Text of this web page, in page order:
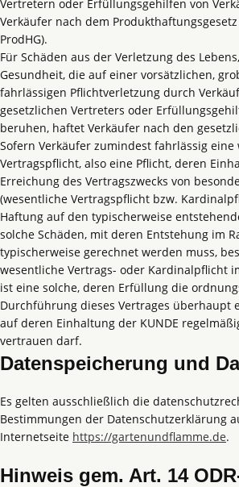
Vertretern oder Erfüllungsgehilfen von
Verkäufer nach dem
ProdHG).
Für Schäden aus der Verletzung des
Gesundheit, die auf einer vorsätzlichen,
fahrlässigen Pflichtverletzung durch
gesetzlichen Vertreters oder
beruhen, haftet Verkäufer nach den
Sofern Verkäufer zumindest fahrlässig eine
Vertragspflicht, also eine Pflicht, deren
Erreichung des Vertragszwecks von
(wesentliche Vertragspflicht bzw.
Haftung auf den typischerweise
solche Schäden, mit deren Entstehung im
typischerweise gerechnet werden muss,
wesentliche Vertrags- oder Kardinalpflicht
ist eine solche, deren Erfüllung die
Durchführung dieses Vertrages überhaupt
auf deren Einhaltung der KUNDE
vertrauen darf.
Datenspeicherung und
Es gelten ausschließlich die
Bestimmungen der Datenschutzerklärung
Internetseite https://gartenundflamme.de.
Hinweis gem. Art. 14